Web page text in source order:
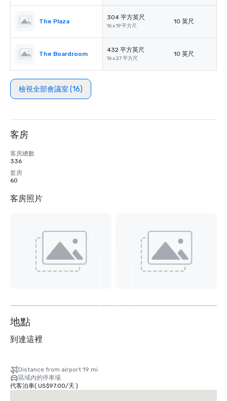
The Plaza
304 平方英尺
16 x 19 平方尺
10 英尺
The Boardroom
432 平方英尺
16 x 27 平方尺
10 英尺
檢視全部會議室 (16)
客房
客房總數
336
套房
60
客房照片
11
地點
到達這裡
Distance from airport 19 mi
區域內的停車場
代客泊車( US$97.00/天 )